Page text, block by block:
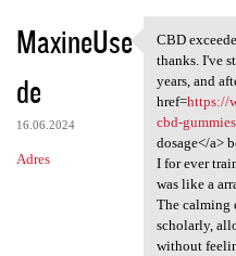
MaxineUse
de
16.06.2024
Adres
CBD
CBD
thanks. I've
years, and
href=https://
cbd-
dosage</a>
I for ever
was like a
The calming
scholarly,
without